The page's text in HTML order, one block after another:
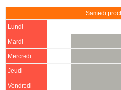
Samedi
Lundi
Mardi
Mercredi
Jeudi
Vendredi